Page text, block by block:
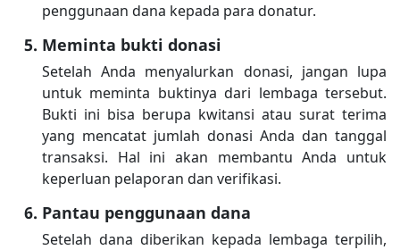
penggunaan dana kepada para donatur.
Meminta bukti donasi
Setelah Anda menyalurkan donasi, jangan lupa
untuk meminta buktinya dari lembaga tersebut.
Bukti ini bisa berupa kwitansi atau surat terima
yang mencatat jumlah donasi Anda dan tanggal
transaksi. Hal ini akan membantu Anda untuk
keperluan pelaporan dan verifikasi.
Pantau penggunaan dana
Setelah dana diberikan kepada lembaga terpilih,